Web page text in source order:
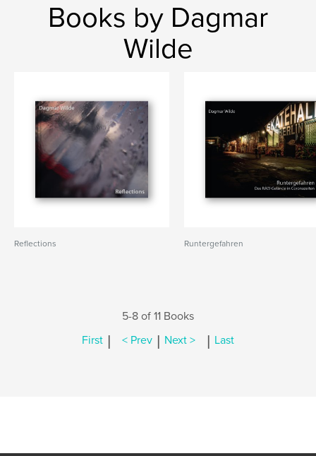
Books by Dagmar
Wilde
Reflections Runtergefahren
5-8 of 11 Books
First | < Prev | Next > | Last